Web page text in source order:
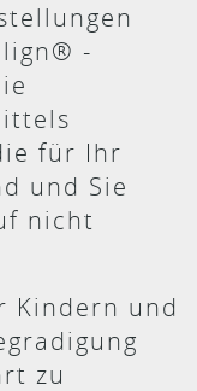
-
für Ihr
und Sie
nicht
Kindern und
zu